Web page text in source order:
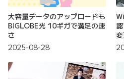
大容量データのアップロードも
BIGLOBE光 10ギガで満足の速
さ
2025-08-28